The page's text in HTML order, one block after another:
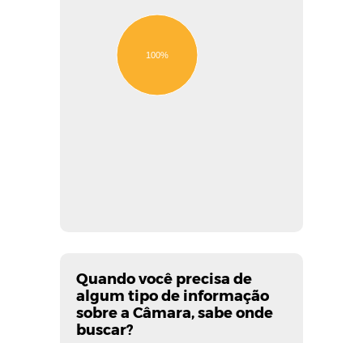
100%
Quando você precisa de
algum tipo de informação
sobre a Câmara, sabe onde
buscar?